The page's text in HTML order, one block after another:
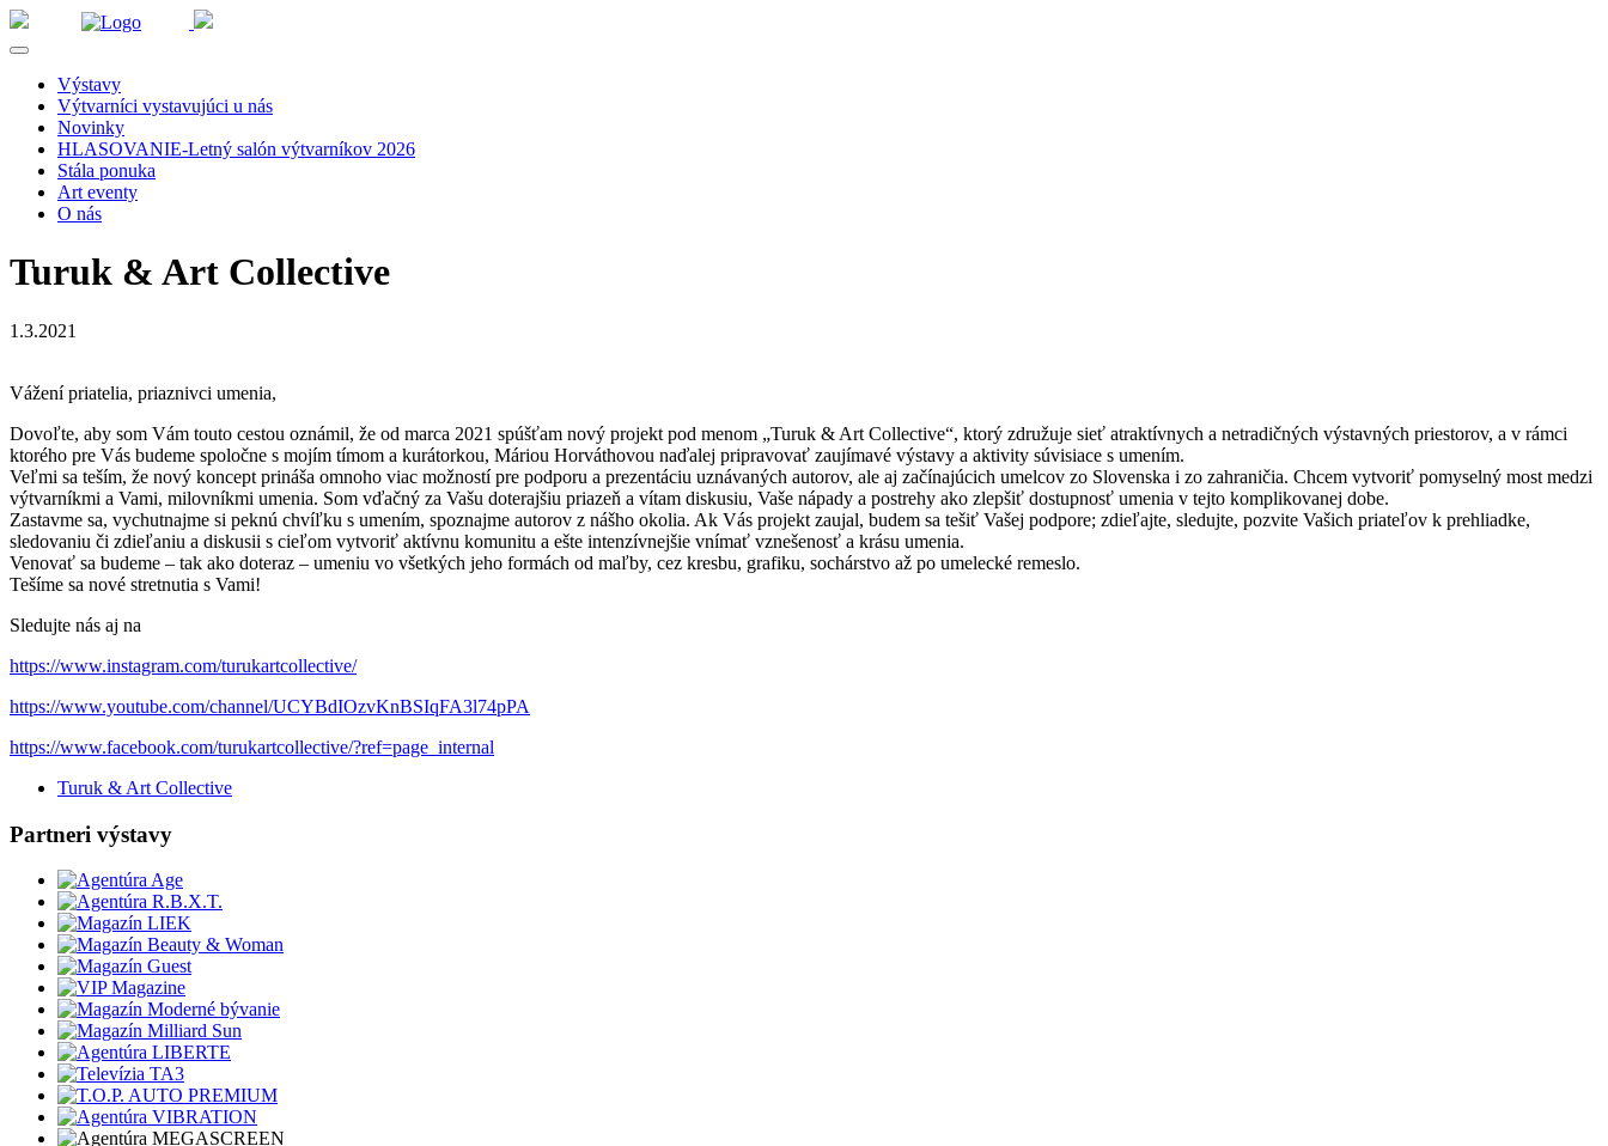
Výstavy
Výtvarníci vystavujúci u nás
Novinky
HLASOVANIE-Letný salón výtvarníkov 2026
Stála ponuka
Art eventy
O nás
Turuk & Art Collective
1.3.2021
Vážení priatelia, priaznivci umenia,
Dovoľte, aby som Vám touto cestou oznámil, že od marca 2021 spúšťam nový projekt pod menom „Turuk & Art Collective“, ktorý združuje sieť atraktívnych a netradičných výstavných priestorov, a v rámci
ktorého pre Vás budeme spoločne s mojím tímom a kurátorkou, Máriou Horváthovou naďalej pripravovať zaujímavé výstavy a aktivity súvisiace s umením.
Veľmi sa teším, že nový koncept prináša omnoho viac možností pre podporu a prezentáciu uznávaných autorov, ale aj začínajúcich umelcov zo Slovenska i zo zahraničia. Chcem vytvoriť pomyselný most medzi
výtvarníkmi a Vami, milovníkmi umenia. Som vďačný za Vašu doterajšiu priazeň a vítam diskusiu, Vaše nápady a postrehy ako zlepšiť dostupnosť umenia v tejto komplikovanej dobe.
Zastavme sa, vychutnajme si peknú chvíľku s umením, spoznajme autorov z nášho okolia. Ak Vás projekt zaujal, budem sa tešiť Vašej podpore; zdieľajte, sledujte, pozvite Vašich priateľov k prehliadke,
sledovaniu či zdieľaniu a diskusii s cieľom vytvoriť aktívnu komunitu a ešte intenzívnejšie vnímať vznešenosť a krásu umenia.
Venovať sa budeme – tak ako doteraz – umeniu vo všetkých jeho formách od maľby, cez kresbu, grafiku, sochárstvo až po umelecké remeslo.
Tešíme sa nové stretnutia s Vami!
Sledujte nás aj na
https://www.instagram.com/turukartcollective/
https://www.youtube.com/channel/UCYBdIOzvKnBSIqFA3l74pPA
https://www.facebook.com/turukartcollective/?ref=page_internal
Turuk & Art Collective
Partneri výstavy